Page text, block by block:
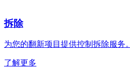
拆除
为您的翻新项目提供控制拆除服务。
了解更多